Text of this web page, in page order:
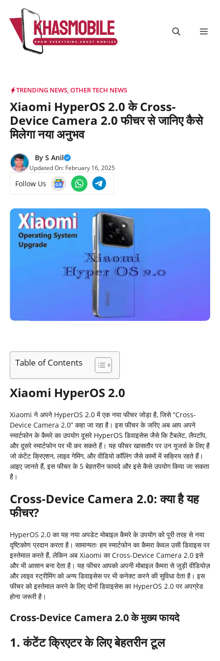
content
TRENDING NEWS,OTHER TECH NEWS
Xiaomi HyperOS 2.0 के Cross-
Device Camera 2.0 फीचर से जानिए कैसे
मिलेगा नया अनुभव
By S Anil
Updated On: February 16, 2025
Follow Us
Table of Contents
Xiaomi HyperOS 2.0
Xiaomi ने अपने HyperOS 2.0 में एक नया फीचर जोड़ा है, जिसे “Cross-
Device Camera 2.0” कहा जा रहा है। इस फीचर के जरिए अब आप अपने
स्मार्टफोन के कैमरे का उपयोग दूसरे HyperOS डिवाइसेस जैसे कि टैबलेट, लैपटॉप,
और दूसरे स्मार्टफोन पर भी कर सकते हैं। यह फीचर खासतौर पर उन यूजर्स के लिए है
जो कंटेंट क्रिएशन, लाइव गेमिंग, और वीडियो कॉलिंग जैसे कामों में सक्रिय रहते हैं।
आइए जानते हैं, इस फीचर के 5 बेहतरीन फायदे और इसे कैसे उपयोग किया जा सकता
है।
Cross-Device Camera 2.0:क्या है यह
फीचर?
HyperOS 2.0 का यह नया अपडेट मोबाइल कैमरे के उपयोग को पूरी तरह से नया
दृष्टिकोण प्रदान करता है। सामान्यतः हम स्मार्टफोन का कैमरा केवल उसी डिवाइस पर
इस्तेमाल करते हैं, लेकिन अब Xiaomi का Cross-Device Camera 2.0 इसे
और भी आसान बना देता है। यह फीचर आपको अपनी मोबाइल कैमरा से जुड़ी वीडियोज़
और लाइव स्ट्रीमिंग को अन्य डिवाइसेस पर भी कनेक्ट करने की सुविधा देता है। इस
फीचर को इस्तेमाल करने के लिए दोनों डिवाइसेस का HyperOS 2.0 पर अपग्रेड
होना जरूरी है।
Cross-Device Camera 2.0के मुख्य फायदे
1. कंटेंट क्रिएटर के लिए बेहतरीन टूल